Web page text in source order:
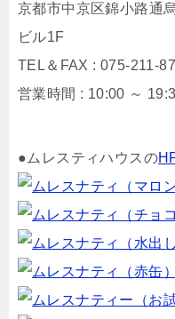
京都市中京区錦小路通
ビル1F
TEL＆FAX : 075-211-
営業時間 : 10:00 ～
●ムレスティハウスの